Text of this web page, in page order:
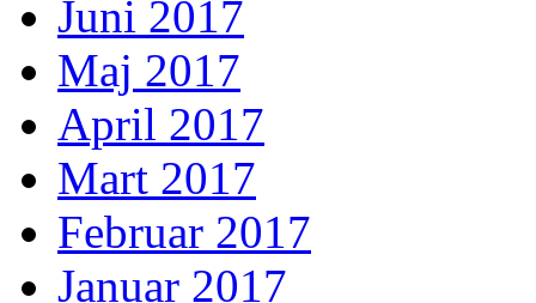
Juni 2017
Maj 2017
April 2017
Mart 2017
Februar 2017
Januar 2017